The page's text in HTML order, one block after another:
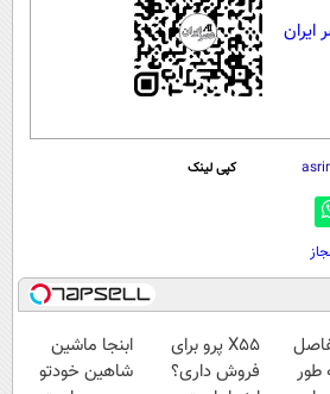
ایران
کپی لینک
طور
X55 پرو برای
فروش داری؟
ابنجا ماشین
شاهین خودتو